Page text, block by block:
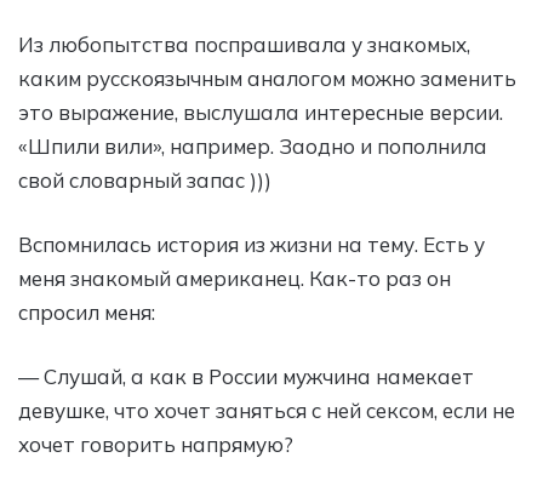
Из любопытства поспрашивала у знакомых,
каким русскоязычным аналогом можно заменить
это выражение, выслушала интересные версии.
«Шпили вили», например. Заодно и пополнила
свой словарный запас )))
Вспомнилась история из жизни на тему. Есть у
меня знакомый американец. Как-то раз он
спросил меня:
— Слушай, а как в России мужчина намекает
девушке, что хочет заняться с ней сексом, если не
хочет говорить напрямую?